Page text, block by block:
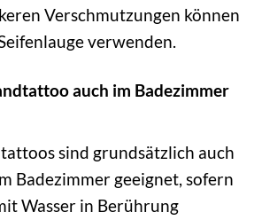
Verschmutzungen können
verwenden.
auch im Badezimmer
sind grundsätzlich auch
Badezimmer geeignet, sofern
Wasser in Berührung